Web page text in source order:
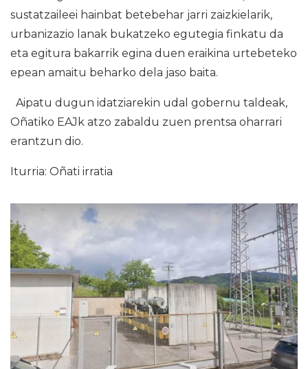
sustatzaileei hainbat betebehar jarri zaizkielarik,
urbanizazio lanak bukatzeko egutegia finkatu da
eta egitura bakarrik egina duen eraikina urtebeteko
epean amaitu beharko dela jaso baita.
Aipatu dugun idatziarekin udal gobernu taldeak,
Oñatiko EAJk atzo zabaldu zuen prentsa oharrari
erantzun dio.
Iturria: Oñati irratia